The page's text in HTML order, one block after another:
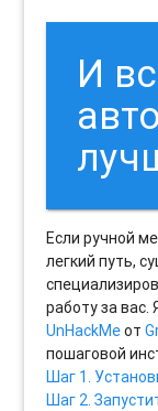
И
Если ручной
легкий путь,
работу за
UnHackMeот
пошаговой
Шаг 1.
Шаг 2.